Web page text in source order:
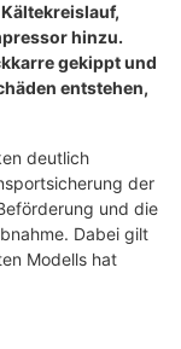
hinzu.
gekippt und
entstehen,
deutlich
der
und die
Dabei gilt
Modells hat